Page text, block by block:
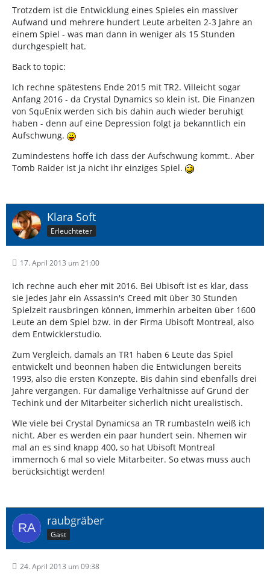
Trotzdem ist die Entwicklung eines Spieles ein massiver
Aufwand und mehrere hundert Leute arbeiten 2-3 Jahre an
einem Spiel - was man dann in weniger als 15 Stunden
durchgespielt hat.
Back to topic:
Ich rechne spätestens Ende 2015 mit TR2. Villeicht sogar
Anfang 2016 - da Crystal Dynamics so klein ist. Die Finanzen
von SquEnix werden sich bis dahin auch wieder beruhigt
haben - denn auf eine Depression folgt ja bekanntlich ein
Aufschwung.
Zumindestens hoffe ich dass der Aufschwung kommt.. Aber
Tomb Raider ist ja nicht ihr einziges Spiel.
Klara Soft
Erleuchteter
17. April 2013 um 21:00
Ich rechne auch eher mit 2016. Bei Ubisoft ist es klar, dass
sie jedes Jahr ein Assassin's Creed mit über 30 Stunden
Spielzeit rausbringen können, immerhin arbeiten über 1600
Leute an dem Spiel bzw. in der Firma Ubisoft Montreal, also
dem Entwicklerstudio.
Zum Vergleich, damals an TR1 haben 6 Leute das Spiel
entwickelt und beonnen haben die Entwiclungen bereits
1993, also die ersten Konzepte. Bis dahin sind ebenfalls drei
Jahre vergangen. Für damalige Verhältnisse auf Grund der
Techink und der Mitarbeiter sicherlich nicht urealistisch.
WIe viele bei Crystal Dynamicsa an TR rumbasteln weiß ich
nicht. Aber es werden ein paar hundert sein. Nhemen wir
mal an es sind knapp 400, so hat Ubisoft Montreal
immernoch 6 mal so viele Mitarbeiter. So etwas muss auch
berücksichtigt werden!
raubgräber
Gast
24. April 2013 um 09:38